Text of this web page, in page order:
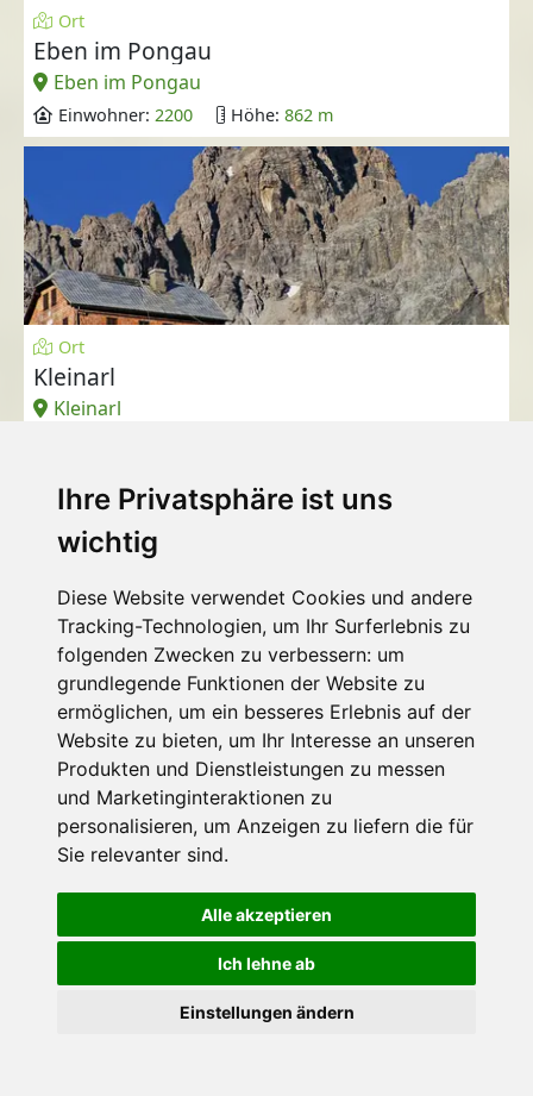
Ihre Privatsphäre ist uns
wichtig
Diese Website verwendet Cookies und andere
Tracking-Technologien, um Ihr Surferlebnis zu
folgenden Zwecken zu verbessern: um
grundlegende Funktionen der Website zu
ermöglichen, um ein besseres Erlebnis auf der
Website zu bieten, um Ihr Interesse an unseren
Produkten und Dienstleistungen zu messen
und Marketinginteraktionen zu
personalisieren, um Anzeigen zu liefern die für
Sie relevanter sind.
Alle akzeptieren
Ich lehne ab
Einstellungen ändern
Ort
Eben im Pongau
Eben im Pongau
Einwohner: 2200 Höhe: 862 m
Ort
Kleinarl
Kleinarl
Wagrain
Wagrain
Einwohner: 3100 Höhe:838 m
Alle Ausflugsziele
Kontakt zur Ferienregion
Salzburger Sportwelt